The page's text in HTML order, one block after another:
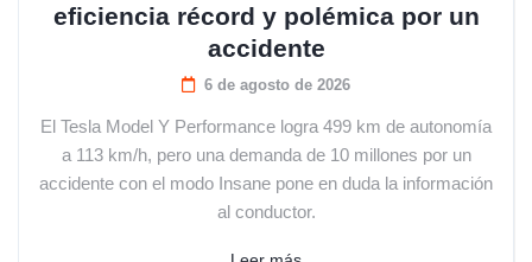
eficiencia récord y polémica por un
accidente
6 de agosto de 2026
El Tesla Model Y Performance logra 499 km de autonomía
a 113 km/h, pero una demanda de 10 millones por un
accidente con el modo Insane pone en duda la información
al conductor.